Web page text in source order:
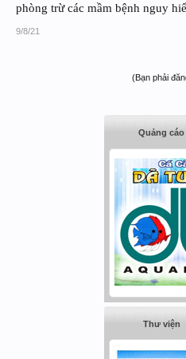
phòng trừ các mầm bệnh nguy
9/8/21
(Bạn phải
Quảng cáo
Thư viện